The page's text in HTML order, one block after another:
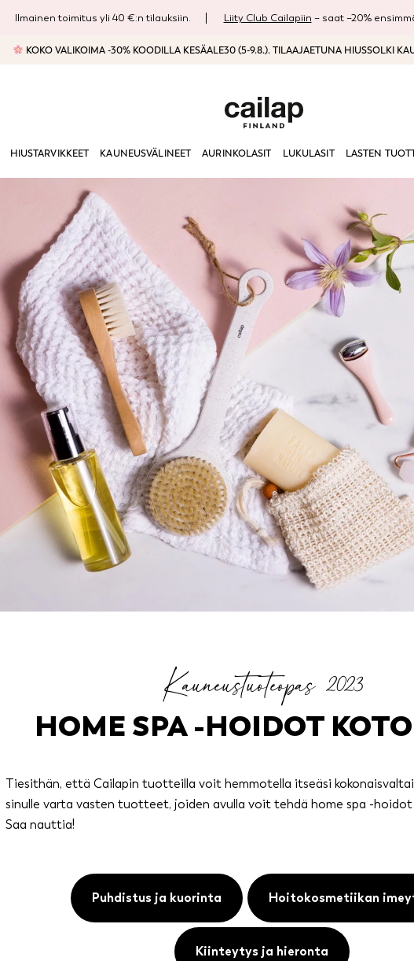
Ilmainen toimitus yli 40 €:n tilauksiin. Liity Club Cailapiin – saat –20%
KOKO VALIKOIMA -30% KOODILLA KESÄALE30 (5-9.8.). TILAAJAETUNA HIUSSOLKI
HIUSTARVIKKEET KAUNEUSVÄLINEET AURINKOLASIT LUKULASIT LASTEN
Kauneustuoteopas 2023
HOME SPA -HOIDOT
Tiesithän, että Cailapin tuotteilla voit hemmotella itseäsi
sinulle varta vasten tuotteet, joiden avulla voit tehdä home spa -hoidot
Saa nauttia!
Puhdistus ja kuorinta Hoitokosmetiikan
Kiinteytys ja hieronta